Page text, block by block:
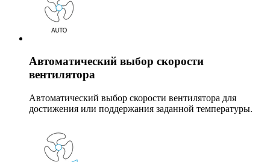
Автоматический выбор скорости
вентилятора
Автоматический выбор скорости вентилятора для
достижения или поддержания заданной температуры.